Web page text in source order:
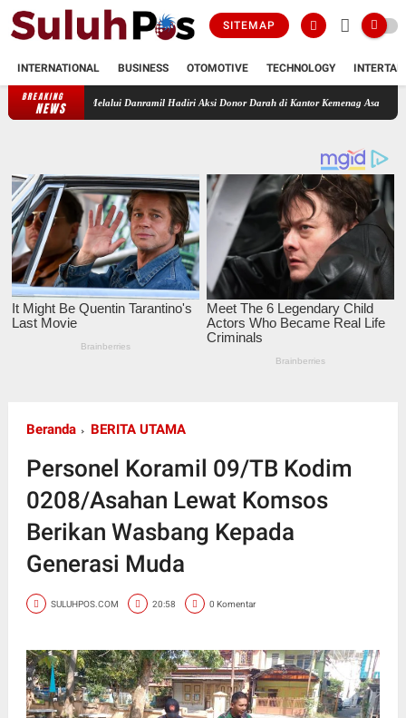
SITEMAP
INTERNATIONAL BUSINESS OTOMOTIVE TECHNOLOGY
BREAKING
NEWS
Melalui Danramil Hadiri Aksi Donor Darah di Kantor Kemenag Asahan Babinsa
Beranda BERITA UTAMA
Personel Koramil 09/TB Kodim
0208/Asahan Lewat Komsos
Berikan Wasbang Kepada
Generasi Muda
SULUHPOS.COM 20:58 0 Komentar